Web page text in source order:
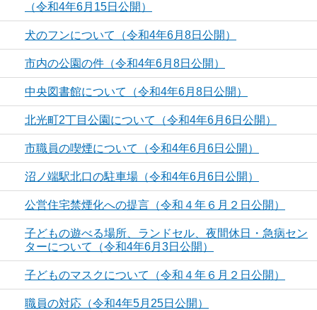
（令和4年6月15日公開）
犬のフンについて（令和4年6月8日公開）
市内の公園の件（令和4年6月8日公開）
中央図書館について（令和4年6月8日公開）
北光町2丁目公園について（令和4年6月6日公開）
市職員の喫煙について（令和4年6月6日公開）
沼ノ端駅北口の駐車場（令和4年6月6日公開）
公営住宅禁煙化への提言（令和４年６月２日公開）
子どもの遊べる場所、ランドセル、夜間休日・急病セン
ターについて（令和4年6月3日公開）
子どものマスクについて（令和４年６月２日公開）
職員の対応（令和4年5月25日公開）